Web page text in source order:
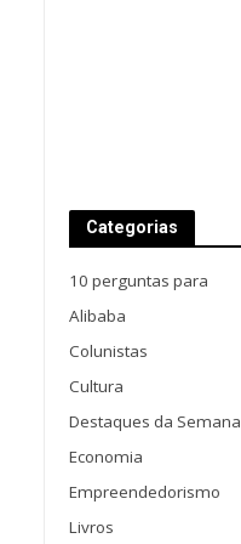
Categorias
10 perguntas para
Alibaba
Colunistas
Cultura
Destaques da Semana
Economia
Empreendedorismo
Livros